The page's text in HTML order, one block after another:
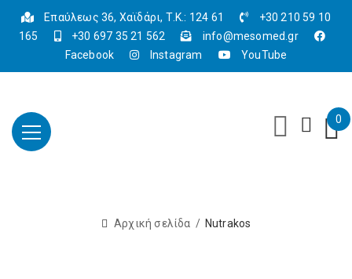
Επαύλεως 36, Χαϊδάρι, Τ.Κ.: 124 61
+30 210 59 10
165
+30 697 35 21 562
info@mesomed.gr
Facebook
Instagram YouTube
0
Αρχική σελίδα Nutrakos